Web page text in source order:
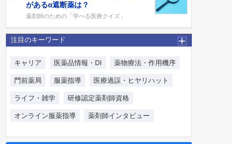
があるα遮断薬は？
薬剤師のための「学べる医療クイズ」
注目のキーワード
キャリア 医薬品情報・DI 薬物療法・作用機序
門前薬局 服薬指導 医療過誤・ヒヤリハット
ライフ・雑学 研修認定薬剤師資格
オンライン服薬指導 薬剤師インタビュー